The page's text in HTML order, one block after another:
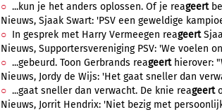
...kun je het anders oplossen. Of je reageert
Nieuws, Sjaak Swart: 'PSV een geweldige
In gesprek met Harry Vermeegen reageert
Nieuws, Supportersvereniging PSV: 'We voelen
...gebeurd. Toon Gerbrands reageerthierover:
Nieuws, Jordy de Wijs: 'Het gaat sneller dan
...gaat sneller dan verwacht. De knie reageert
Nieuws, Jorrit Hendrix: 'Niet bezig met